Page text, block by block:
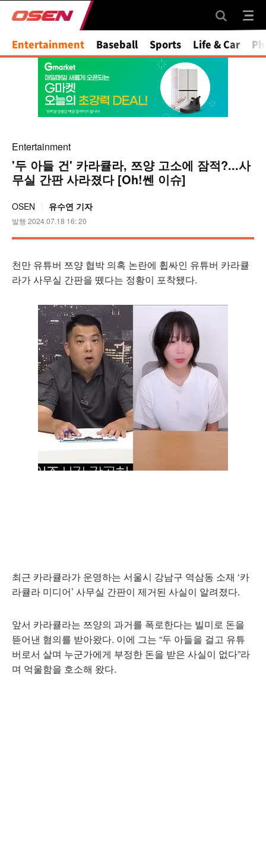
Mute
Entertainment Baseball Sports Life & Car
Entertainment
'두 아들 건' 카라큘라, 쯔양 고소에 잠적?...사
무실 간판 사라졌다 [Oh!쎈 이슈]
OSEN 유수연 기자
발행 2024.07.18 16: 20
천만 유튜버 쯔양 협박 의혹 논란에 휩싸인 유튜버 카라큘
라가 사무실 간판을 뗐다는 정황이 포착됐다.
최근 카라큘라가 운영하는 서울시 강남구 역삼동 소재 ‘카
라큘라 미디어’ 사무실 간판이 제거된 사실이 알려졌다.
앞서 카라큘라는 쯔양의 과거를 폭로한다는 빌미로 돈을
뜯어낸 혐의를 받아왔다. 이에 그는 “두 아들을 걸고 유튜
버로서 살며 누군가에게 부정한 돈을 받은 사실이 없다”라
며 억울함을 호소해 왔다.